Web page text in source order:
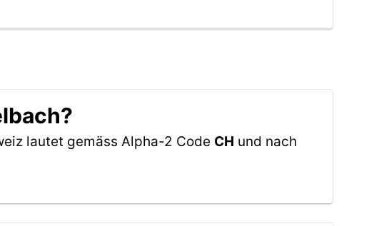
lautet gemäss Alpha-2 Code CH und nach